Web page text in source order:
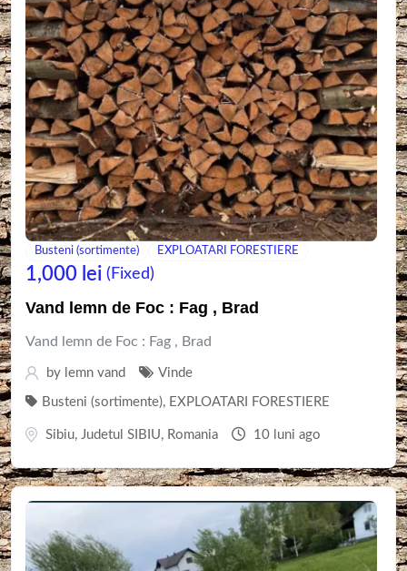
Busteni (sortimente) EXPLOATARI FORESTIERE
1,000 lei (Fixed)
Vand lemn de Foc : Fag , Brad
Vand lemn de Foc : Fag , Brad
by lemn vand Vinde
Busteni (sortimente), EXPLOATARI FORESTIERE
Sibiu, Judetul SIBIU, Romania 10 luni ago